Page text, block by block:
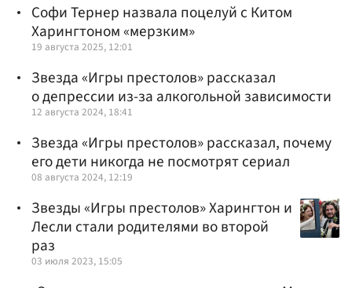
Софи Тернер назвала поцелуй с Китом
Харингтоном «мерзким»
19 августа 2025, 12:01
Звезда «Игры престолов» рассказал
о депрессии из-за алкогольной зависимости
12 августа 2024, 18:41
Звезда «Игры престолов» рассказал, почему
его дети никогда не посмотрят сериал
08 августа 2024, 12:19
Звезды «Игры престолов» Харингтон и
Лесли стали родителями во второй
раз
03 июля 2023, 15:05